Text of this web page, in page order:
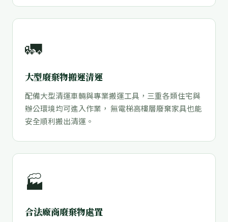
🚛
大型廢棄物搬運清運
配備大型清運車輛與專業搬運工具，三重各類住宅與
辦公環境均可進入作業， 無電梯高樓層廢棄家具也能
安全順利搬出清運。
🏭
合法廠商廢棄物處置